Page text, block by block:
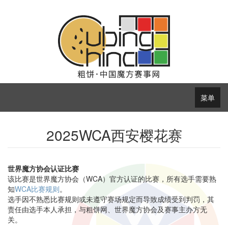
菜单
2025WCA西安樱花赛
世界魔方协会认证比赛
该比赛是世界魔方协会（WCA）官方认证的比赛，所有选手需要熟
知WCA比赛规则。
选手因不熟悉比赛规则或未遵守赛场规定而导致成绩受到判罚，其
责任由选手本人承担，与粗饼网、世界魔方协会及赛事主办方无
关。